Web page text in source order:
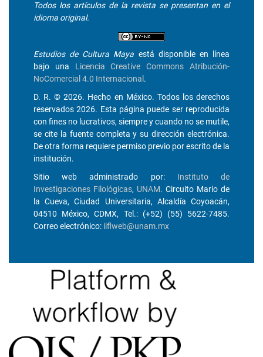
Todos los artículos de la revista se presentan en el
idioma original.
Estudios de Cultura Maya está disponible en línea
bajo una Licencia Creative Commons Atribución-
NoComercial 4.0 Internacional .
D. R. © 2026. Hecho en México. Todos los derechos
reservados 2026. Esta página puede ser reproducida
con fines no lucrativos, siempre y cuando no se mutile,
se cite la fuente completa y su dirección electrónica.
De otra forma requiere permiso previo por escrito de la
institución.
Sitio web administrado por: Instituto de
Investigaciones Filológicas, UNAM. Circuito Mario de
la Cueva, Ciudad Universitaria, Alcaldía Coyoacán,
04510 México, CDMX, Tel.: (+52) (55) 5622-7485.
Correo electrónico: iiflweb@unam.mx